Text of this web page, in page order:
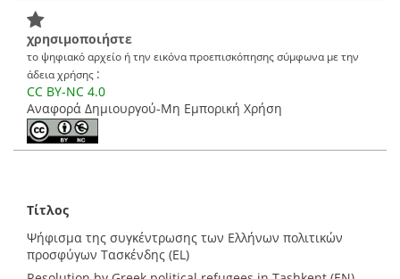
χρησιμοποιήστε
το ψηφιακό αρχείο ή την εικόνα προεπισκόπησης σύμφωνα με την
άδεια χρήσης :
CC BY-NC 4.0
Αναφορά Δημιουργού-Μη Εμπορική Χρήση
Τίτλος
Ψήφισμα της συγκέντρωσης των Ελλήνων πολιτικών
προσφύγων Τασκένδης (EL)